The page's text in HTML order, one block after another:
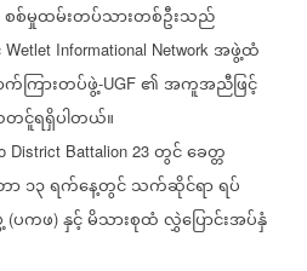
စစ်မှုထမ်းတပ်သားတစ်ဦးသည်
Wetlet Informational Network အဖွဲ့ထံ
က်ကြားတပ်ဖွဲ့-UGF ၏အကူအညီဖြင့်
င်ူရရှိပါတယ်။
District Battalion 23 တွင်ခေတ္တ
ာ၁၃ရက်နေ့တွင်သက်ဆိုင်ရာရပ်
(ပကဖ) နှင့်မိသားစုထံလွှဲပြောင်းအပ်နှံ